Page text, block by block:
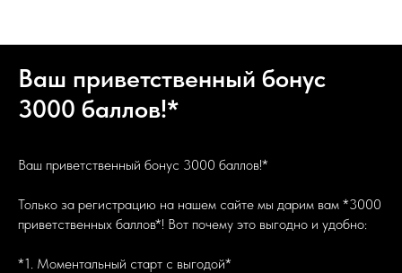
Ваш приветственный бонус
3000 баллов!*
Ваш приветственный бонус 3000 баллов!*
Только за регистрацию на нашем сайте мы дарим вам *3000
приветственных баллов*! Вот почему это выгодно и удобно:
*1. Моментальный старт с выгодой*